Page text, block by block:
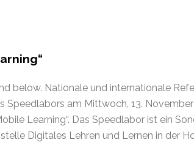
below. Nationale und internationale
Speedlabors am Mittwoch, 13. November
Learning“. Das Speedlabor ist ein
Digitales Lehren und Lernen in der